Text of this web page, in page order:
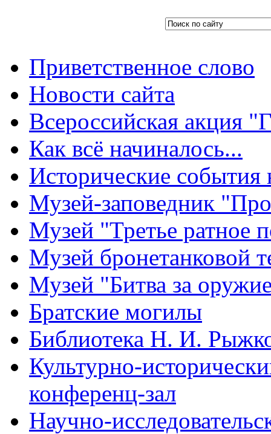
Приветственное слово
Новости сайта
Всероссийская акция
Как всё начиналось...
Исторические
Музей-заповедник
Музей "Третье ратное
Музей бронетанковой
Музей "Битва за
Братские могилы
Библиотека Н. И.
Культурно-
конференц-зал
Научно-